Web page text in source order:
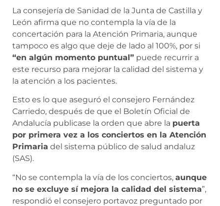
La consejería de Sanidad de la Junta de Castilla y
León afirma que no contempla la vía de la
concertación para la Atención Primaria, aunque
tampoco es algo que deje de lado al 100%, por si
“en algún momento puntual” puede recurrir a
este recurso para mejorar la calidad del sistema y
la atención a los pacientes.
Esto es lo que aseguró el consejero Fernández
Carriedo, después de que el Boletín Oficial de
Andalucía publicase la orden que abre la puerta
por primera vez a los conciertos en la Atención
Primaria del sistema público de salud andaluz
(SAS).
“No se contempla la vía de los conciertos, aunque
no se excluye sí mejora la calidad del sistema”,
respondió el consejero portavoz preguntado por